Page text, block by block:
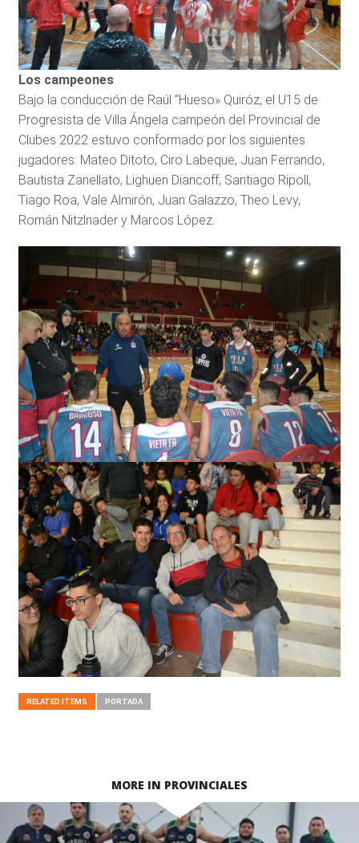
Los campeones
Bajo la conducción de Raúl “Hueso» Quiróz, el U15 de
Progresista de Villa Ángela campeón del Provincial de
Clubes 2022 estuvo conformado por los siguientes
jugadores: Mateo Ditoto, Ciro Labeque, Juan Ferrando,
Bautista Zanellato, Lighuen Diancoff, Santiago Ripoll,
Tiago Roa, Vale Almirón, Juan Galazzo, Theo Levy,
Román Nitzlnader y Marcos López.
RELATED ITEMS PORTADA
MORE IN PROVINCIALES